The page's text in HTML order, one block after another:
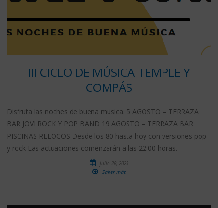
III CICLO DE MÚSICA TEMPLE Y
COMPÁS
Disfruta las noches de buena música. 5 AGOSTO – TERRAZA
BAR JOVI ROCK Y POP BAND 19 AGOSTO – TERRAZA BAR
PISCINAS RELOCOS Desde los 80 hasta hoy con versiones pop
y rock Las actuaciones comenzarán a las 22:00 horas.
julio 28, 2023
Saber más